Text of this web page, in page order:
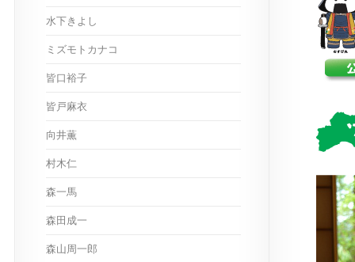
水下きよし
ミズモトカナコ
皆口裕子
皆戸麻衣
向井薫
村木仁
森一馬
森田成一
森山周一郎